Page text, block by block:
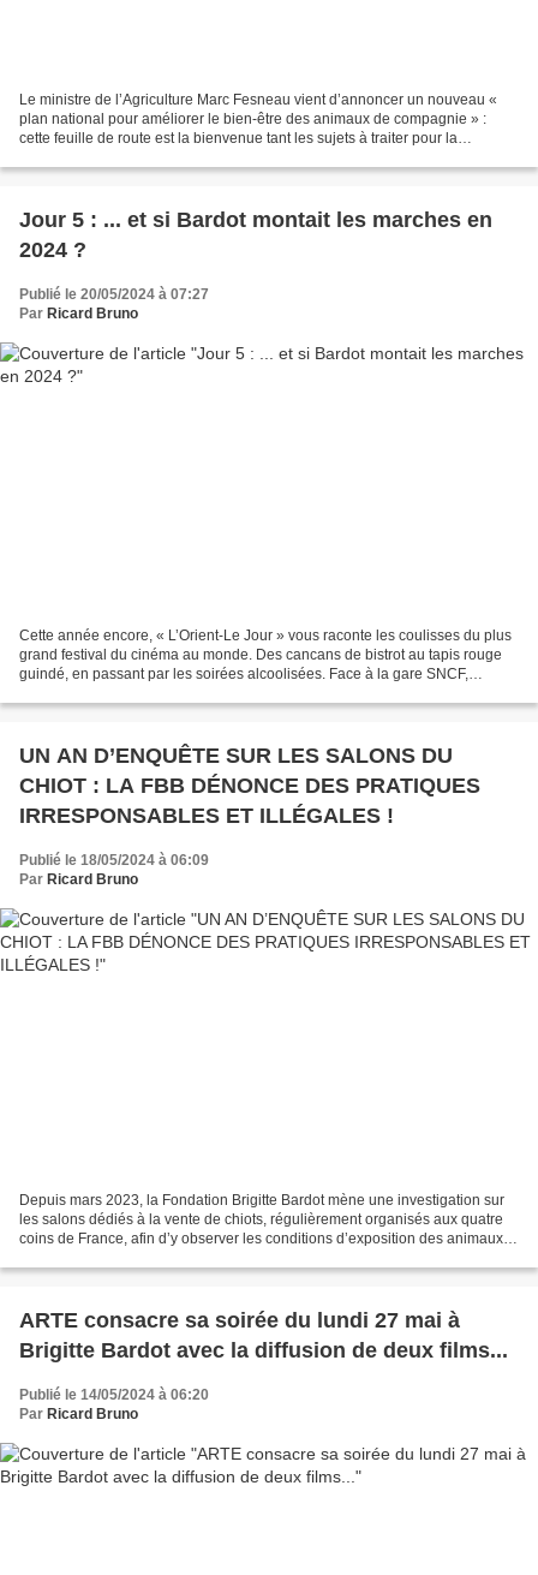
Le ministre de l’Agriculture Marc Fesneau vient d’annoncer un nouveau «
plan national pour améliorer le bien-être des animaux de compagnie » :
cette feuille de route est la bienvenue tant les sujets à traiter pour la
Jour 5 : ... et si Bardot montait les marches en
2024 ?
Publié le 20/05/2024 à 07:27
Par Ricard Bruno
Cette année encore, « L’Orient-Le Jour » vous raconte les coulisses du plus
grand festival du cinéma au monde. Des cancans de bistrot au tapis rouge
guindé, en passant par les soirées alcoolisées. Face à la gare SNCF,
UN AN D’ENQUÊTE SUR LES SALONS DU
CHIOT : LA FBB DÉNONCE DES PRATIQUES
IRRESPONSABLES ET ILLÉGALES !
Publié le 18/05/2024 à 06:09
Par Ricard Bruno
Depuis mars 2023, la Fondation Brigitte Bardot mène une investigation sur
les salons dédiés à la vente de chiots, régulièrement organisés aux quatre
coins de France, afin d’y observer les conditions d’exposition des animaux et
ARTE consacre sa soirée du lundi 27 mai à
Brigitte Bardot avec la diffusion de deux films...
Publié le 14/05/2024 à 06:20
Par Ricard Bruno